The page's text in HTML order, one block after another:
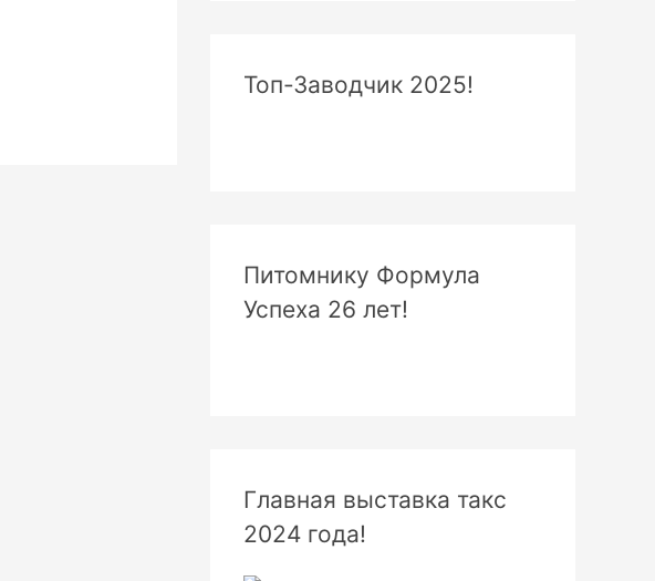
Топ-Заводчик 2025!
Питомнику Формула
Успеха 26 лет!
Главная выставка такс
2024 года!